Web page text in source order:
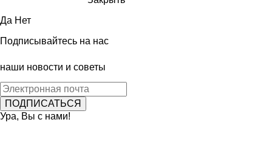
Да Нет
Подписывайтесь на нас
наши новости и советы
Ура, Вы с нами!